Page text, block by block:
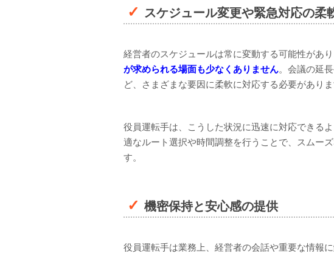
スケジュール変更や緊急対応の柔
経営者のスケジュールは常に変動する可能性があり
が求められる場面も少なくありません。会議の延
ど、さまざまな要因に柔軟に対応する必要がありま
役員運転手は、こうした状況に迅速に対応できる
適なルート選択や時間調整を行うことで、スムー
す。
機密保持と安心感の提供
役員運転手は業務上、経営者の会話や重要な情報